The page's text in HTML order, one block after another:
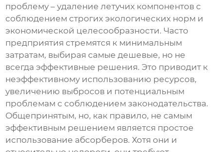
проблему –удаление летучих компонентов с
соблюдением строгих экологических норм и
экономической целесообразности. Часто
предприятия стремятся к минимальным
затратам, выбирая самые дешевые, но не
всегда эффективные решения. Это приводит к
неэффективному использованию ресурсов,
увеличению выбросов и потенциальным
проблемам с соблюдением законодательства.
Общепринятым, но, как правило, не самым
эффективным решением является простое
использование абсорберов. Хотя они и